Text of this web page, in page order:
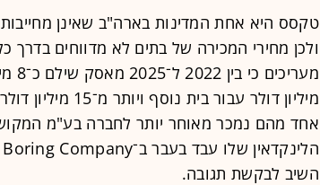
טקסס היא אחת המדינות בארה"ב שאינן
ולכן מחירי המכירה של בתים לא מדווחים בדרך
מיליון דולר
אחד מהם נמכר מאוחר יותר לחברה בע"מ
השיב לבקשת תגובה.